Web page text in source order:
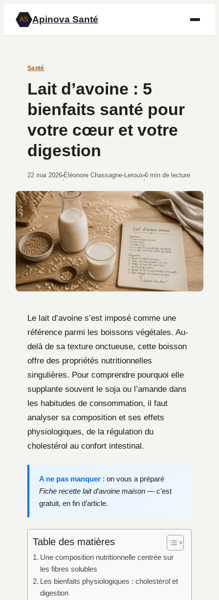
AS Apinova Santé
Santé
Lait d’avoine : 5
bienfaits santé pour
votre cœur et votre
digestion
22 mai 2026
·
Éléonore Chassagne-Leroux
·
6 min de lecture
Le lait d’avoine s’est imposé comme une
référence parmi les boissons végétales. Au-
delà de sa texture onctueuse, cette boisson
offre des propriétés nutritionnelles
singulières. Pour comprendre pourquoi elle
supplante souvent le soja ou l’amande dans
les habitudes de consommation, il faut
analyser sa composition et ses effets
physiologiques, de la régulation du
cholestérol au confort intestinal.
A ne pas manquer : on vous a préparé
Fiche recette lait d’avoine maison — c’est
gratuit, en fin d’article.
Table des matières
Une composition nutritionnelle centrée sur
les fibres solubles
Les bienfaits physiologiques : cholestérol et
digestion